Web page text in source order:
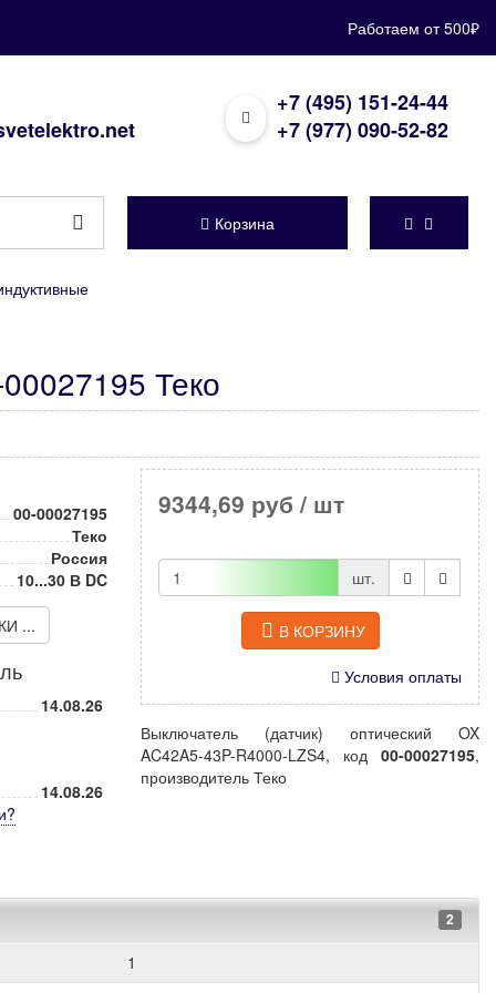
Работаем от 500₽
+7 (495) 151-24-44
+7 (977) 090-52-82
Корзина
Теко
00-00027195
Теко
Россия
10...30 В DC
...
14.08.26
14.08.26
?
9344,69 руб / шт
шт.
В КОРЗИНУ
Условия оплаты
Выключатель (датчик) оптический OX
AC42A5-43P-R4000-LZS4, код 00-00027195,
производитель Теко
2
1